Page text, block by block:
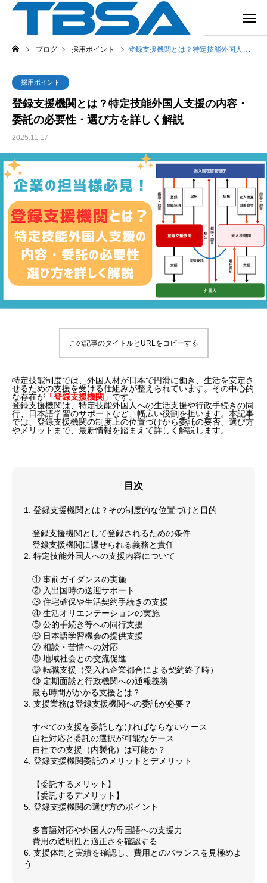
ブログ 採用ポイント 登録支援機関とは？特定技能外国人支援の内容・委託の必要性・選び方を詳しく解説
採用ポイント
登録支援機関とは？特定技能外国人支援の内容・
委託の必要性・選び方を詳しく解説
2025.11.17
この記事のタイトルとURLをコピーする
特定技能制度では、外国人材が日本で円滑に働き、生活を安定さ
せるための支援を受ける仕組みが整えられています。その中心的
な存在が 「登録支援機関」 です。
登録支援機関は、特定技能外国人への生活支援や行政手続きの同
行、日本語学習のサポートなど、幅広い役割を担います。本記事
では、登録支援機関の制度上の位置づけから委託の要否、選び方
やメリットまで、最新情報を踏まえて詳しく解説します。
目次
1. 登録支援機関とは？その制度的な位置づけと目的
登録支援機関として登録されるための条件
登録支援機関に課せられる義務と責任
2. 特定技能外国人への支援内容について
① 事前ガイダンスの実施
② 入出国時の送迎サポート
③ 住宅確保や生活契約手続きの支援
④ 生活オリエンテーションの実施
⑤ 公的手続き等への同行支援
⑥ 日本語学習機会の提供支援
⑦ 相談・苦情への対応
⑧ 地域社会との交流促進
⑨ 転職支援（受入れ企業都合による契約終了時）
⑩ 定期面談と行政機関への通報義務
最も時間がかかる支援とは？
3. 支援業務は登録支援機関への委託が必要？
すべての支援を委託しなければならないケース
自社対応と委託の選択が可能なケース
自社での支援（内製化）は可能か？
4. 登録支援機関委託のメリットとデメリット
【委託するメリット】
【委託するデメリット】
5. 登録支援機関の選び方のポイント
多言語対応や外国人の母国語への支援力
費用の透明性と適正さを確認する
6. 支援体制と実績を確認し、費用とのバランスを見極めよ
う